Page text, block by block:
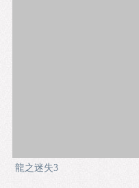
龍之迷失3